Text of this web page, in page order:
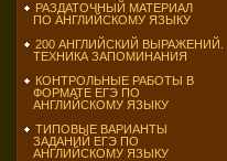
РАЗДАТОЧНЫЙ МАТЕРИАЛ
ПО АНГЛИЙСКОМУ ЯЗЫКУ
200 АНГЛИЙСКИЙ ВЫРАЖЕНИЙ.
ТЕХНИКА ЗАПОМИНАНИЯ
КОНТРОЛЬНЫЕ РАБОТЫ В
ФОРМАТЕ ЕГЭ ПО
АНГЛИЙСКОМУ ЯЗЫКУ
ТИПОВЫЕ ВАРИАНТЫ
ЗАДАНИЙ ЕГЭ ПО
АНГЛИЙСКОМУ ЯЗЫКУ